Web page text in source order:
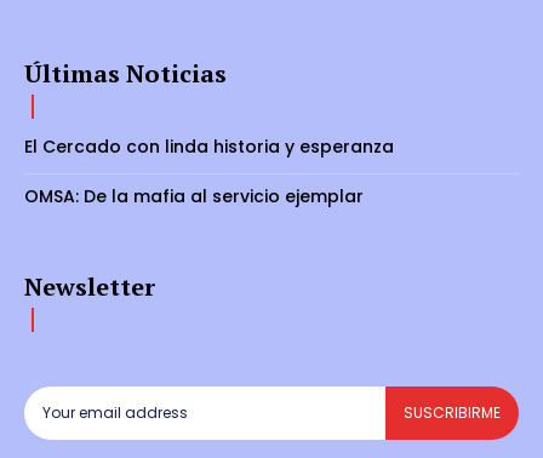
Últimas Noticias
El Cercado con linda historia y esperanza
OMSA: De la mafia al servicio ejemplar
Newsletter
SUSCRIBIRME